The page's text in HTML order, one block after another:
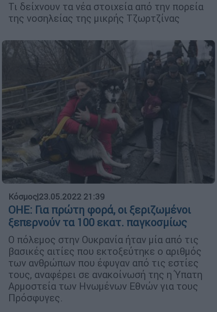
Τι δείχνουν τα νέα στοιχεία από την πορεία
της νοσηλείας της μικρής Τζωρτζίνας
Κόσμος|23.05.2022 21:39
OHE: Για πρώτη φορά, οι ξεριζωμένοι
ξεπερνούν τα 100 εκατ. παγκοσμίως
Ο πόλεμος στην Ουκρανία ήταν μία από τις
βασικές αιτίες που εκτοξεύτηκε ο αριθμός
των ανθρώπων που έφυγαν από τις εστίες
τους, αναφέρει σε ανακοίνωσή της η Ύπατη
Αρμοστεία των Ηνωμένων Εθνών για τους
Πρόσφυγες.